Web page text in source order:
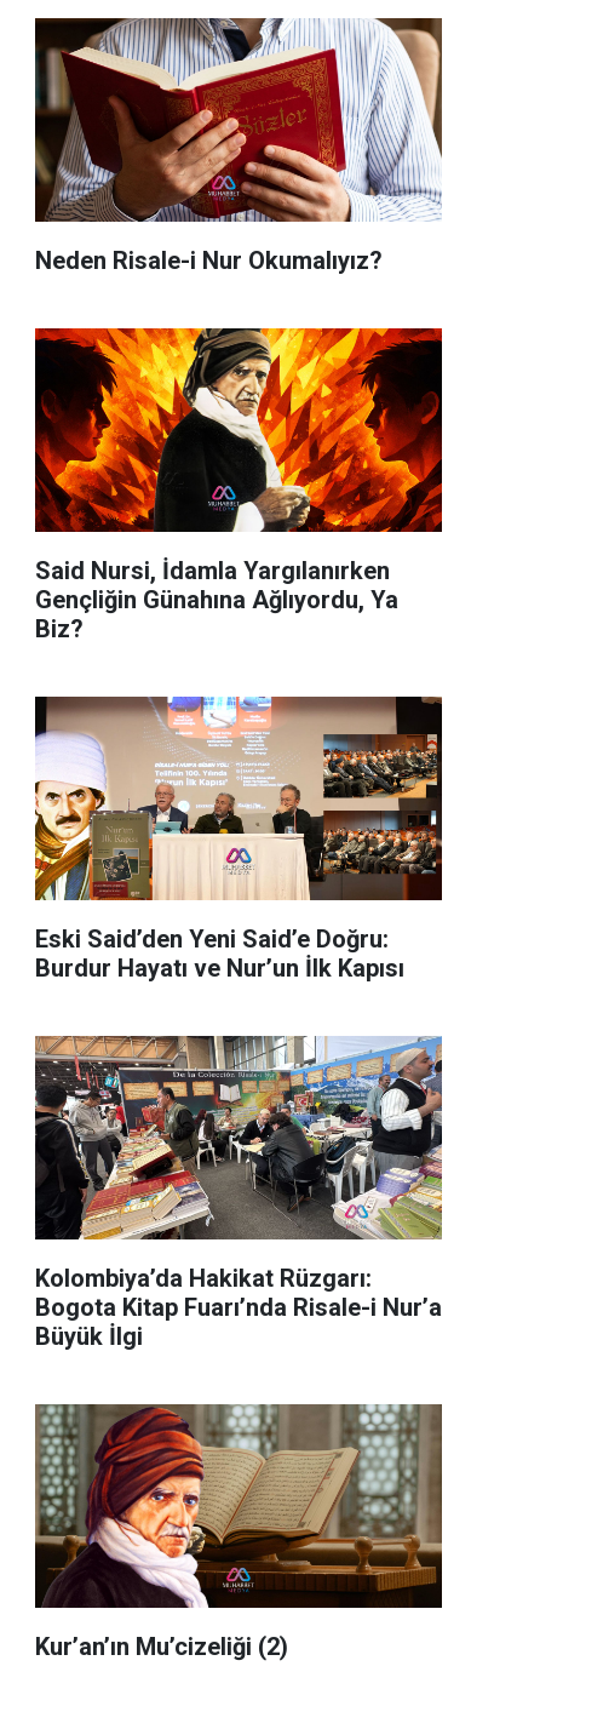
Neden Risale-i Nur Okumalıyız?
Said Nursi, İdamla Yargılanırken
Gençliğin Günahına Ağlıyordu, Ya
Biz?
Eski Said’den Yeni Said’e Doğru:
Burdur Hayatı ve Nur’un İlk Kapısı
Kolombiya’da Hakikat Rüzgarı:
Bogota Kitap Fuarı’nda Risale-i Nur’a
Büyük İlgi
Kur’an’ın Mu’cizeliği (2)